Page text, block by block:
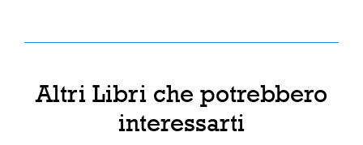
Altri Libri che potrebbero
interessarti